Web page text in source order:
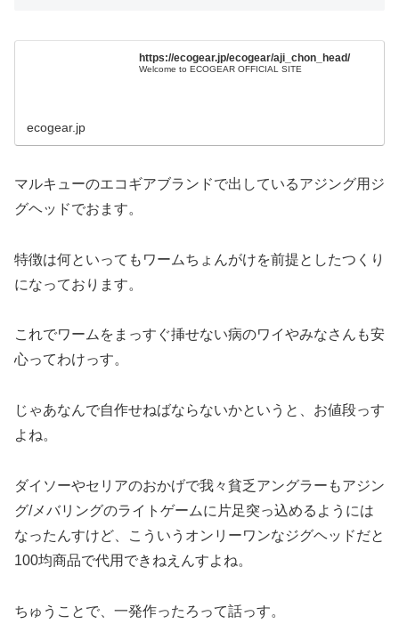
https://ecogear.jp/ecogear/aji_chon_head/
Welcome to ECOGEAR OFFICIAL SITE
ecogear.jp
マルキューのエコギアブランドで出しているアジング用ジ
グヘッドでおます。
特徴は何といってもワームちょんがけを前提としたつくり
になっております。
これでワームをまっすぐ挿せない病のワイやみなさんも安
心ってわけっす。
じゃあなんで自作せねばならないかというと、お値段っす
よね。
ダイソーやセリアのおかげで我々貧乏アングラーもアジン
グ/メバリングのライトゲームに片足突っ込めるようには
なったんすけど、こういうオンリーワンなジグヘッドだと
100均商品で代用できねえんすよね。
ちゅうことで、一発作ったろって話っす。